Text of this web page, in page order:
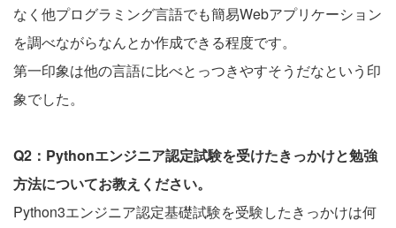
なく他プログラミング言語でも簡易Webアプリケーション
を調べながらなんとか作成できる程度です。
第一印象は他の言語に比べとっつきやすそうだなという印
象でした。
Q2：Pythonエンジニア認定試験を受けたきっかけと勉強
方法についてお教えください。
Python3エンジニア認定基礎試験を受験したきっかけは何